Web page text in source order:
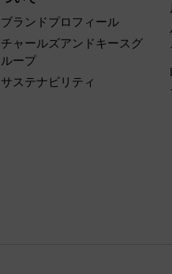
ブランドプロフィール
チャールズアンドキースグ
ループ
サステナビリティ